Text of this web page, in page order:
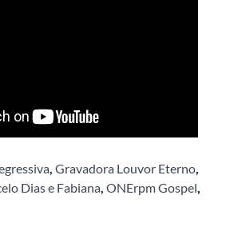
, Gravadora Louvor Eterno,
Dias e Fabiana, ONErpm Gospel,